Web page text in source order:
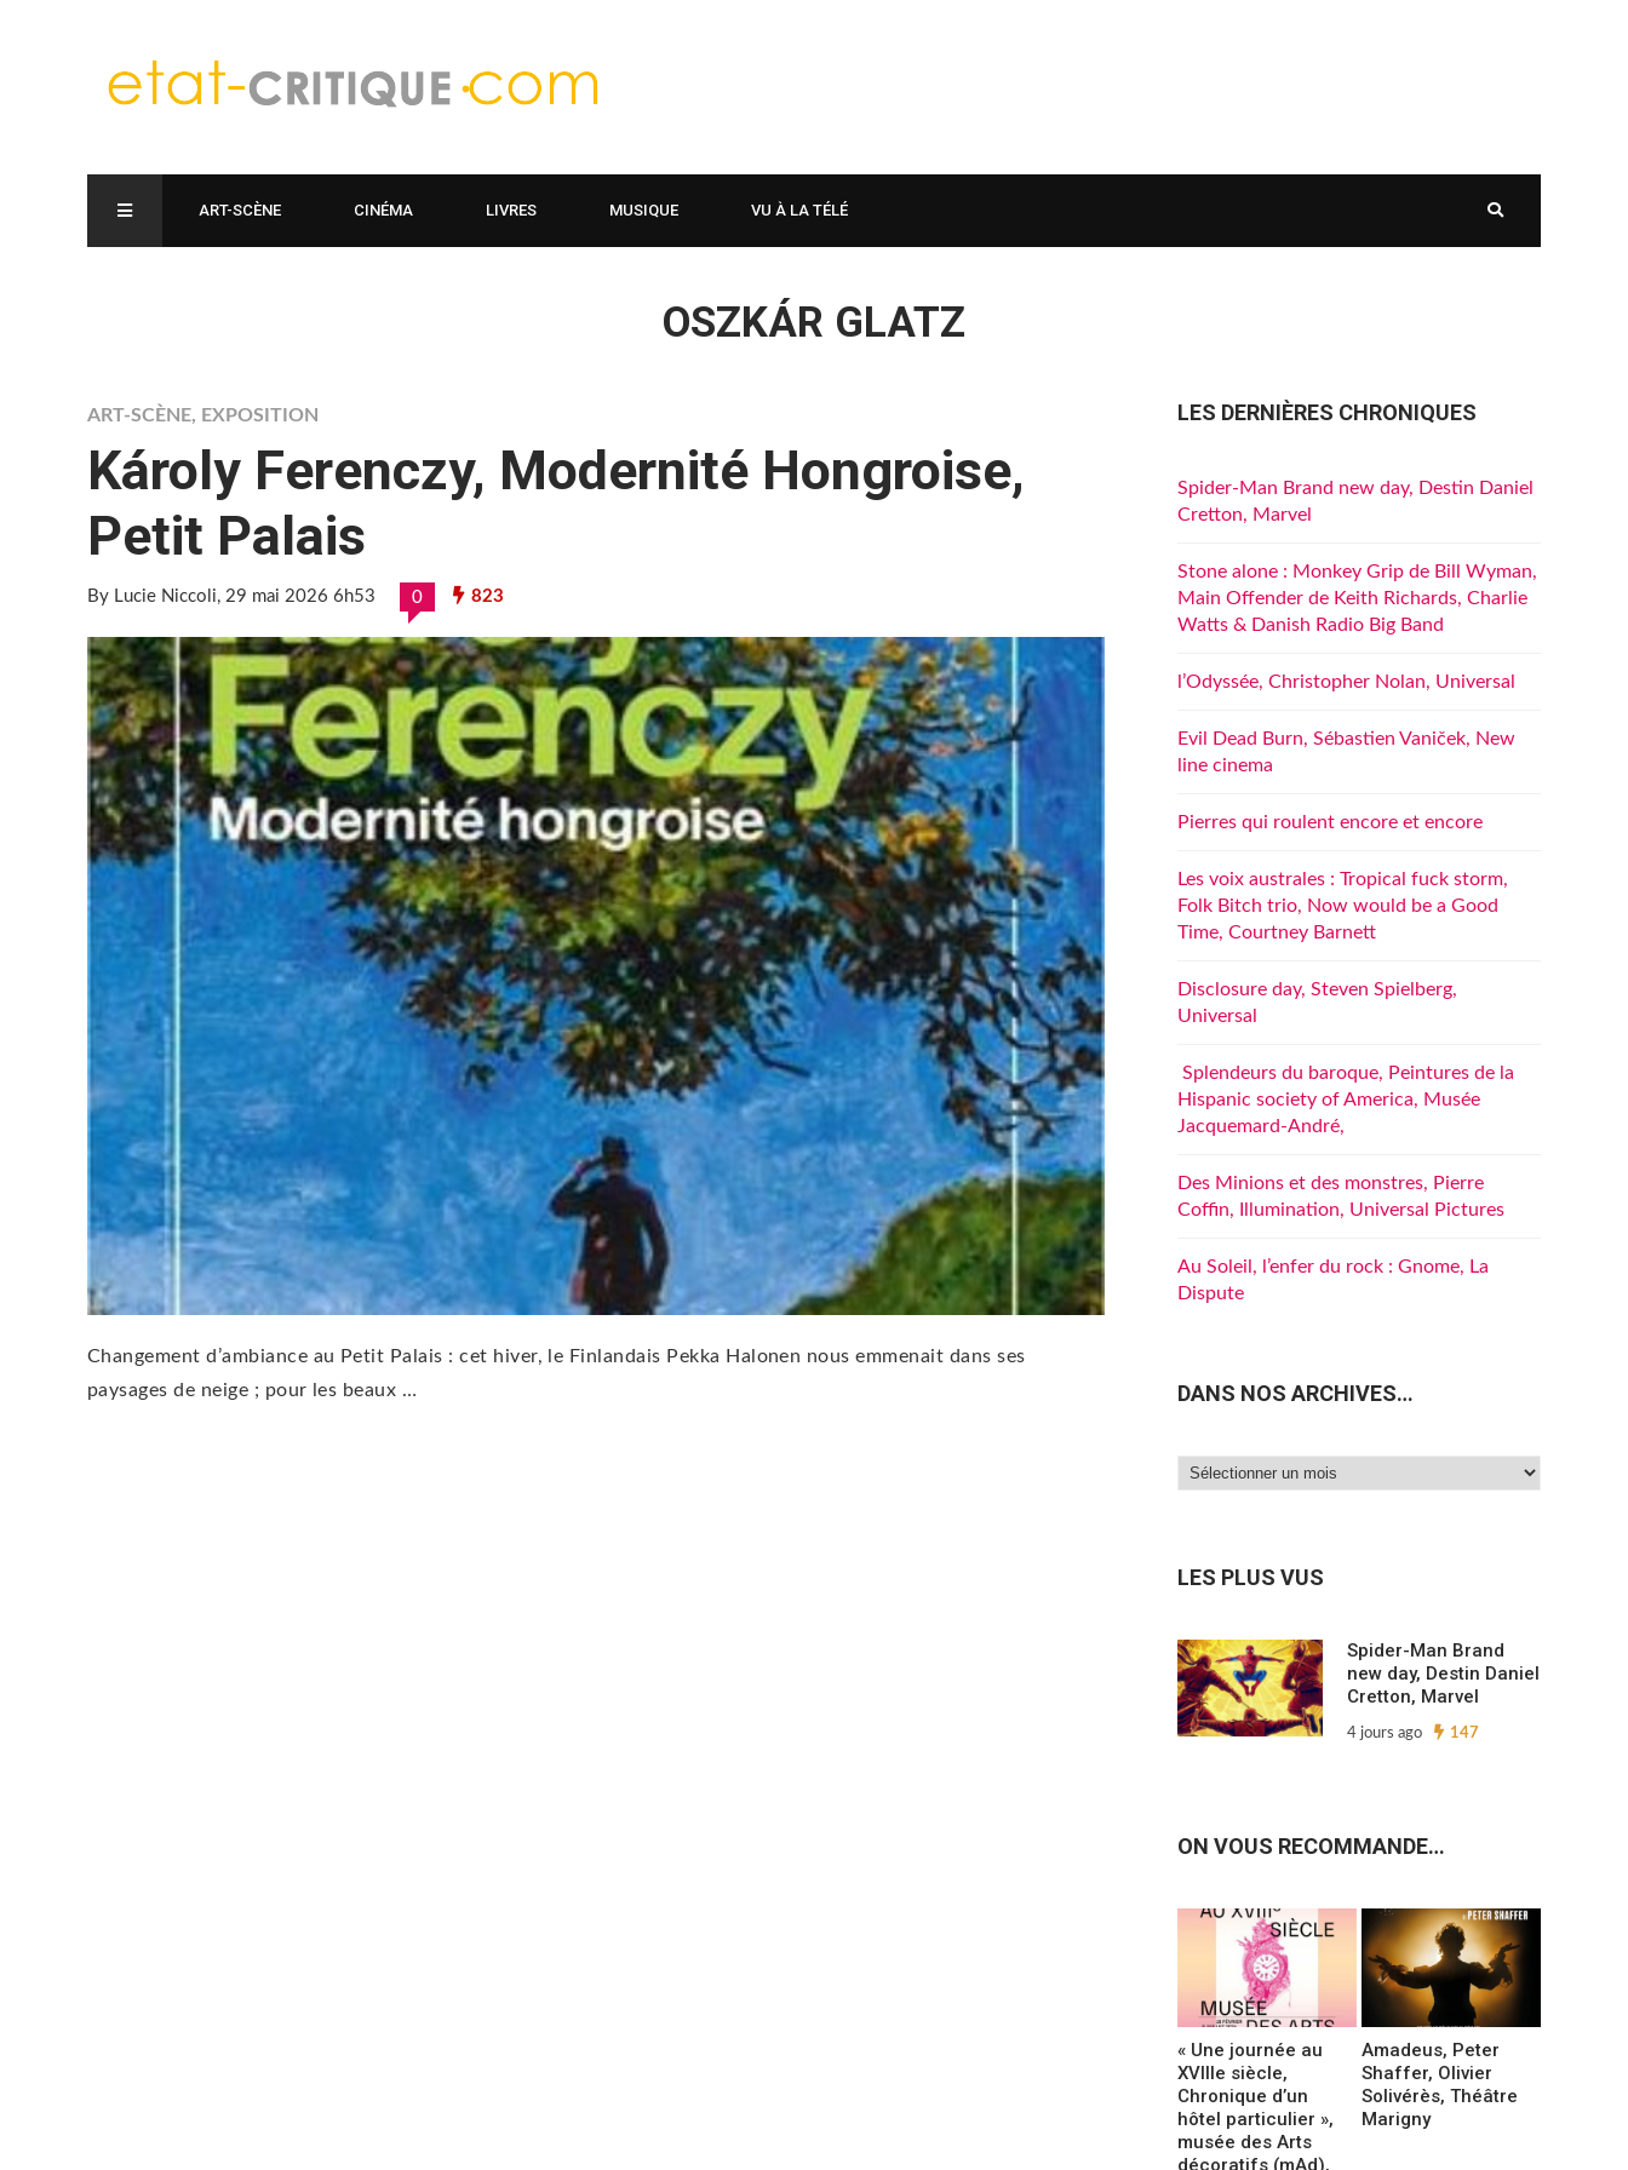
ART-SCÈNE CINÉMA LIVRES MUSIQUE VU À LA TÉLÉ
OSZKÁR GLATZ
ART-SCÈNE, EXPOSITION
Károly Ferenczy, Modernité Hongroise,
Petit Palais
By Lucie Niccoli, 29 mai 2026 6h53 0 823
Changement d’ambiance au Petit Palais : cet hiver, le Finlandais Pekka Halonen nous emmenait dans ses
paysages de neige ; pour les beaux …
LES DERNIÈRES CHRONIQUES
Spider-Man Brand new day, Destin Daniel
Cretton, Marvel
Stone alone : Monkey Grip de Bill Wyman,
Main Offender de Keith Richards, Charlie
Watts & Danish Radio Big Band
l’Odyssée, Christopher Nolan, Universal
Evil Dead Burn, Sébastien Vaniček, New
line cinema
Pierres qui roulent encore et encore
Les voix australes : Tropical fuck storm,
Folk Bitch trio, Now would be a Good
Time, Courtney Barnett
Disclosure day, Steven Spielberg,
Universal
Splendeurs du baroque, Peintures de la
Hispanic society of America, Musée
Jacquemard-André,
Des Minions et des monstres, Pierre
Coffin, Illumination, Universal Pictures
Au Soleil, l’enfer du rock : Gnome, La
Dispute
DANS NOS ARCHIVES…
Dans
LES PLUS VUS
Spider-Man Brand
new day, Destin Daniel
Cretton, Marvel
4 jours ago 147
ON VOUS RECOMMANDE…
« Une journée au
XVIIIe siècle,
Chronique d’un
hôtel particulier »,
musée des Arts
décoratifs (mAd),
Amadeus, Peter
Shaffer, Olivier
Solivérès, Théâtre
Marigny